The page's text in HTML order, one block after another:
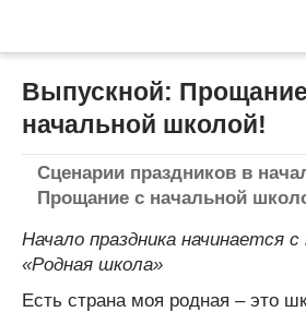
Выпускной:
начальной школой!
Сценарии праздников в
Прощание с начальной
Начало праздника начинается с
«Родная школа»
Есть страна моя родная – это